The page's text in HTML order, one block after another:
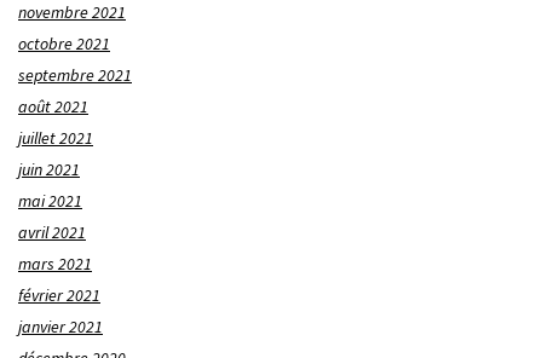
novembre 2021
octobre 2021
septembre 2021
août 2021
juillet 2021
juin 2021
mai 2021
avril 2021
mars 2021
février 2021
janvier 2021